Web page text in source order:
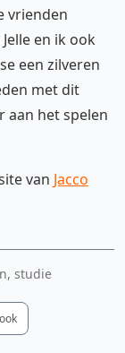
vrienden
en ik ook
een zilveren
met dit
aan het spelen
van Jacco
studie